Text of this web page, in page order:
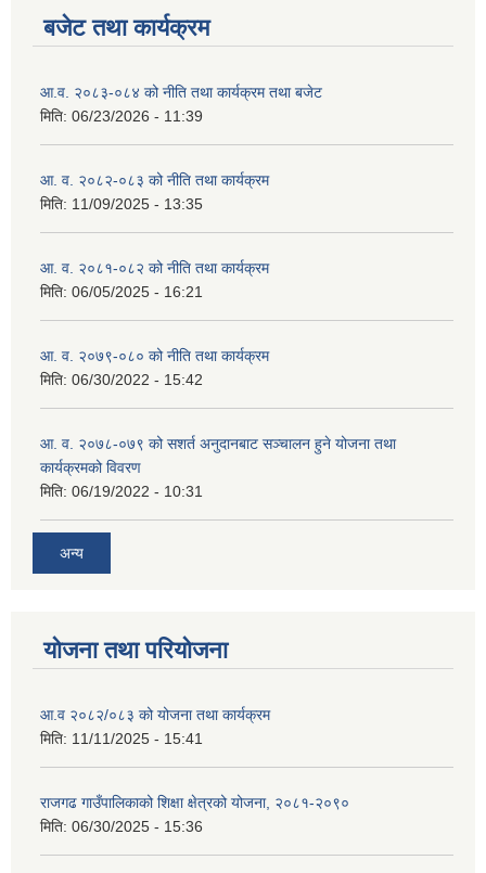
बजेट तथा कार्यक्रम
आ.व. २०८३-०८४ को नीति तथा कार्यक्रम तथा बजेट
मिति: 06/23/2026 - 11:39
आ. व. २०८२-०८३ को नीति तथा कार्यक्रम
मिति: 11/09/2025 - 13:35
आ. व. २०८१-०८२ को नीति तथा कार्यक्रम
मिति: 06/05/2025 - 16:21
आ. व. २०७९-०८० को नीति तथा कार्यक्रम
मिति: 06/30/2022 - 15:42
आ. व. २०७८-०७९ को सशर्त अनुदानबाट सञ्चालन हुने योजना तथा
कार्यक्रमको विवरण
मिति: 06/19/2022 - 10:31
अन्य
योजना तथा परियोजना
आ.व २०८२/०८३ को योजना तथा कार्यक्रम
मिति: 11/11/2025 - 15:41
राजगढ गाउँपालिकाको शिक्षा क्षेत्रको योजना, २०८१-२०९०
मिति: 06/30/2025 - 15:36